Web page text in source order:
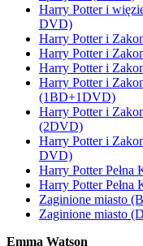
Harry Potter i
DVD)
Harry Potter i
Harry Potter i
Harry Potter i
Harry Potter i
(1BD+1DVD)
Harry Potter i
(2DVD)
Harry Potter i
DVD)
Harry Potter
Harry Potter
Zaginione miasto
Zaginione miasto
Emma Watson